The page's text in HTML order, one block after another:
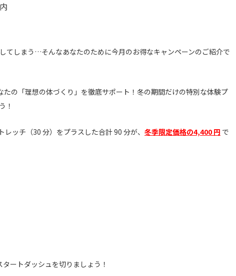
てしまう…そんなあなたのために今月のお得なキャンペーンのご紹介で
たの「理想の体づくり」を徹底サポート！冬の期間だけの特別な体験プ
！
ッチ（30 分）をプラスした合計 90 分が、 冬季限定価格の4,400 円 で
ートダッシュを切りましょう！